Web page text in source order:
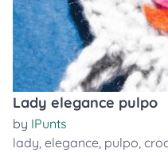
Lady elegance pulpo
by IPunts
lady, elegance, pulpo,